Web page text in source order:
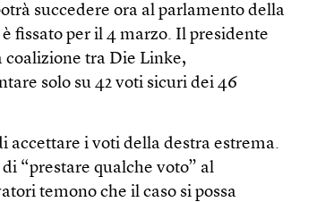
succedere ora al parlamento della
fissato per il 4 marzo. Il presidente
coalizione tra Die Linke,
solo su 42 voti sicuri dei 46
accettare i voti della destra estrema.
“prestare qualche voto” al
temono che il caso si possa